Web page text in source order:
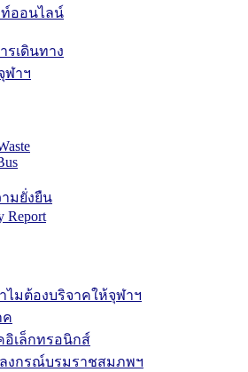
ออนไลน์
รเดินทาง
ฬาฯ
มยั่งยืน
Report
ไมต้องบริจาคให้จุฬาฯ
ค
อิเล็กทรอนิกส์
งกรณ์บรมราชสมภพฯ